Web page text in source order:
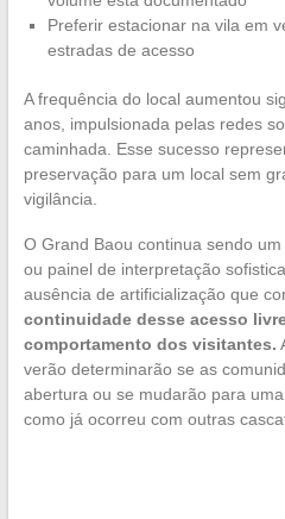
Preferir estacionar na vila em
estradas de acesso
A frequência do local aumentou
anos, impulsionada pelas redes
caminhada. Esse sucesso
preservação para um local sem
vigilância.
O Grand Baou continua sendo
ou painel de interpretação
ausência de artificialização que
continuidade desse acesso
comportamento dos visitantes.
verão determinarão se as
abertura ou se mudarão para
como já ocorreu com outras